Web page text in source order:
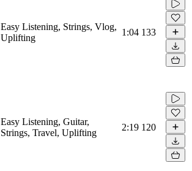
Easy Listening, Strings, Vlog,
Uplifting
1:04 133
Easy Listening, Guitar,
Strings, Travel, Uplifting
2:19 120